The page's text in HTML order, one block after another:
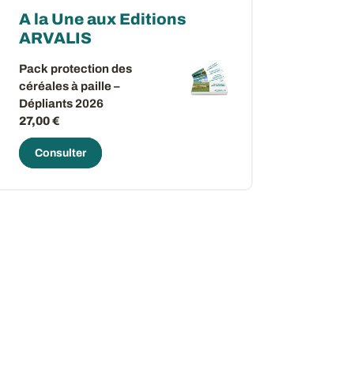
A la Une aux Editions
ARVALIS
Pack protection des
céréales à paille –
Dépliants 2026
27,00 €
Consulter